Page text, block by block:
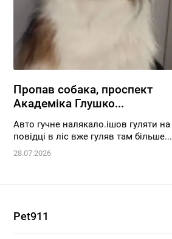
Пропав собака, проспект
Академіка Глушко...
Авто гучне налякало.ішов гуляти на
повідці в ліс вже гуляв там більше...
28.07.2026
Pet911